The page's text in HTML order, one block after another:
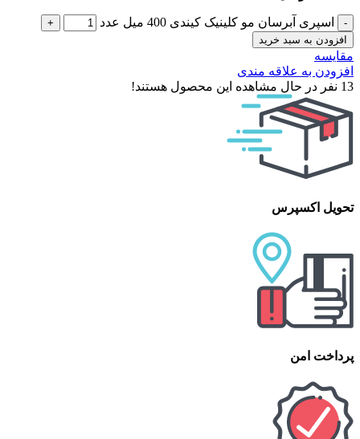
اسپری آبرسان مو کلینیک کیندی 400 میل عدد
افزودن به سبد خرید
مقایسه
افزودن به علاقه مندی
13 نفر در حال مشاهده این محصول هستند!
تحویل اکسپرس
پرداخت امن